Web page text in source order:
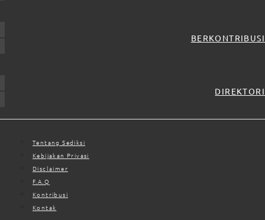
BERKONTRIBUSI
DIREKTORI
Tentang Sediksi
Kebijakan Privasi
Disclaimer
F.A.Q
Kontribusi
Kontak